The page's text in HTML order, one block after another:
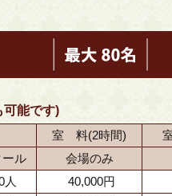
能です)
室 料(2時間)
ール 会場のみ
人 40,000円